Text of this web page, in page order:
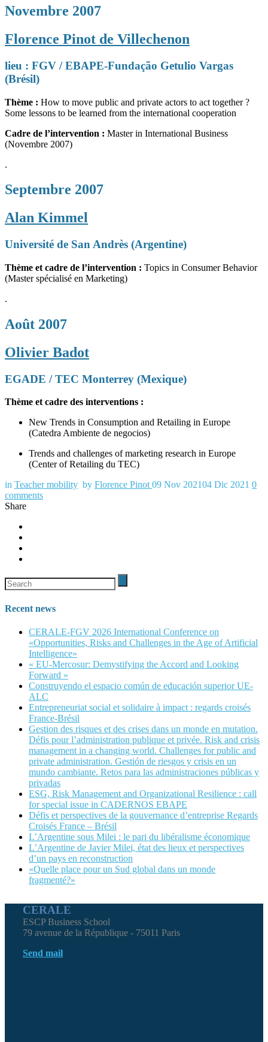
Novembre 2007
Florence Pinot de Villechenon
lieu : FGV / EBAPE-Fundação Getulio Vargas
(Brésil)
Thème : How to move public and private actors to act together ?
Some lessons to be learned from the international cooperation
Cadre de l’intervention : Master in International Business
(Novembre 2007)
.
Septembre 2007
Alan Kimmel
Université de San Andrès (Argentine)
Thème et cadre de l’intervention : Topics in Consumer Behavior
(Master spécialisé en Marketing)
.
Août 2007
Olivier Badot
EGADE / TEC Monterrey (Mexique)
Thème et cadre des interventions :
New Trends in Consumption and Retailing in Europe
(Catedra Ambiente de negocios)
Trends and challenges of marketing research in Europe
(Center of Retailing du TEC)
in Teacher mobility by Florence Pinot09 Nov 202104 Dic 2021 0
comments
Share
Recent news
CERALE-FGV 2026 International Conference on
«Opportunities, Risks and Challenges in the Age of Artificial
Intelligence»
« EU-Mercosur: Demystifying the Accord and Looking
Forward »
Construyendo el espacio común de educación superior UE-
ALC
Entrepreneuriat social et solidaire à impact : regards croisés
France-Brésil
Gestion des risques et des crises dans un monde en mutation.
Défis pour l’administration publique et privée. Risk and crisis
management in a changing world. Challenges for public and
private administration. Gestión de riesgos y crisis en un
mundo cambiante. Retos para las administraciones públicas y
privadas
ESG, Risk Management and Organizational Resilience : call
for special issue in CADERNOS EBAPE
Défis et perspectives de la gouvernance d’entreprise Regards
Croisés France – Brésil
L’Argentine sous Milei : le pari du libéralisme économique
L’Argentine de Javier Milei, état des lieux et perspectives
d’un pays en reconstruction
«Quelle place pour un Sud global dans un monde
fragmenté?»
CERALE
ESCP Business School
79 avenue de la République - 75011 Paris
Send mail